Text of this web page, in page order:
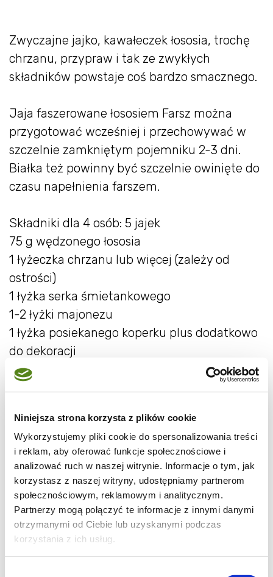
Niniejsza strona korzysta z plików cookie
Wykorzystujemy pliki cookie do spersonalizowania treści
i reklam, aby oferować funkcje społecznościowe i
analizować ruch w naszej witrynie. Informacje o tym, jak
korzystasz z naszej witryny, udostępniamy partnerom
społecznościowym, reklamowym i analitycznym.
Partnerzy mogą połączyć te informacje z innymi danymi
otrzymanymi od Ciebie lub uzyskanymi podczas
korzystania z ich usług.
Zwyczajne jajko, kawałeczek łososia, trochę
chrzanu, przypraw i tak ze zwykłych
składników powstaje coś bardzo smacznego.
Jaja faszerowane łososiem Farsz można
przygotować wcześniej i przechowywać w
szczelnie zamkniętym pojemniku 2-3 dni.
Białka też powinny być szczelnie owinięte do
czasu napełnienia farszem.
Składniki dla 4 osób: 5 jajek
75 g wędzonego łososia
1 łyżeczka chrzanu lub więcej (zależy od
ostrości)
1 łyżka serka śmietankowego
1-2 łyżki majonezu
1 łyżka posiekanego koperku plus dodatkowo
do dekoracji
sól i pieprz
Jaja ugotować na twardo, obrać. Kawałeczek
łososia odłożyć do dekoracji, resztę drobno
posiekać. Jajka przekroić wzdłuż na połówki.
Wyjąć żółtka, przełożyć do miski i rozgnieść
widelcem. Dodać chrzan, łososia serek i
majonez. Wszystko razem wymieszać.
Doprawić do smaku solą i pieprzem oraz